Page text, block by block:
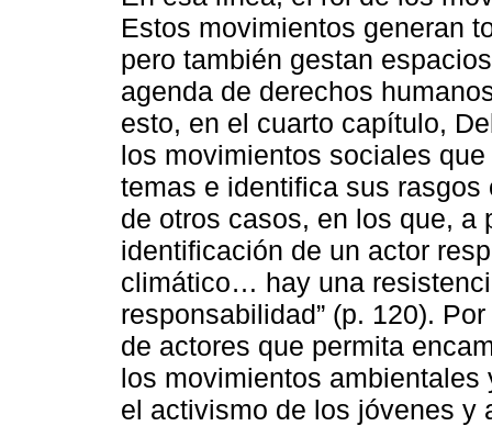
Estos movimientos generan
pero también gestan
agenda de derechos
esto, en el cuarto capítulo,
los movimientos sociales
temas e identifica sus rasgos
de otros casos, en los que, a
identificación de un actor
climático… hay una
responsabilidad” (p. 120).
de actores que permita
los movimientos
el activismo de los jóvenes y